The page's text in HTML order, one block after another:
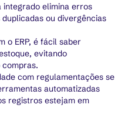
integrado elimina erros
ou divergências
o ERP, é fácil saber
evitando
compras.
com regulamentações se
automatizadas
registros estejam em